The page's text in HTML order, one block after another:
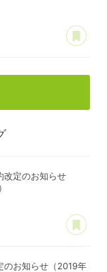
改定のお知らせ
のお知らせ（2019年